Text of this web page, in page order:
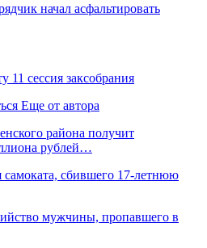
начал асфальтировать
11 сессия заксобрания
Еще от автора
района получит
рублей…
сбившего 17-летнюю
мужчины, пропавшего в